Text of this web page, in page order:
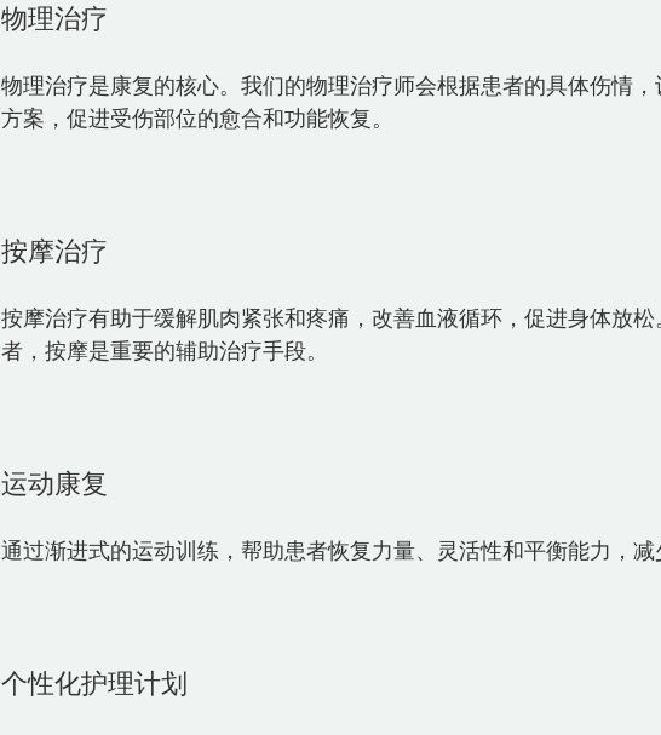
物理治疗
物理治疗是康复的核心。我们的物理治疗师会根据患者的具体伤情
方案，促进受伤部位的愈合和功能恢复。
按摩治疗
按摩治疗有助于缓解肌肉紧张和疼痛，改善血液循环，促进身体放
者，按摩是重要的辅助治疗手段。
运动康复
通过渐进式的运动训练，帮助患者恢复力量、灵活性和平衡能力，
个性化护理计划